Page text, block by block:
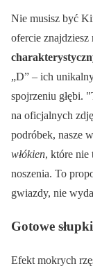
Nie musisz być
ofercie znajdziesz
„D” – ich
spojrzeniu głębi.
na oficjalnych
podróbek, nasze
włókien, które nie
noszenia. To
gwiazdy, nie
Gotowe
Efekt mokrych